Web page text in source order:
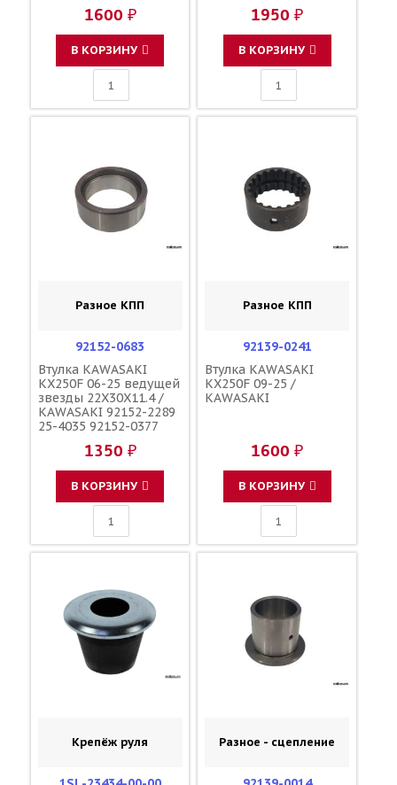
1600 ₽
В КОРЗИНУ
1950 ₽
В КОРЗИНУ
Разное КПП
92152-0683
Втулка KAWASAKI
KX250F 06-25 ведущей
звезды 22X30X11.4 /
KAWASAKI 92152-2289
25-4035 92152-0377
1350 ₽
В КОРЗИНУ
Разное КПП
92139-0241
Втулка KAWASAKI
KX250F 09-25 /
KAWASAKI
1600 ₽
В КОРЗИНУ
Крепёж руля Разное - сцепление